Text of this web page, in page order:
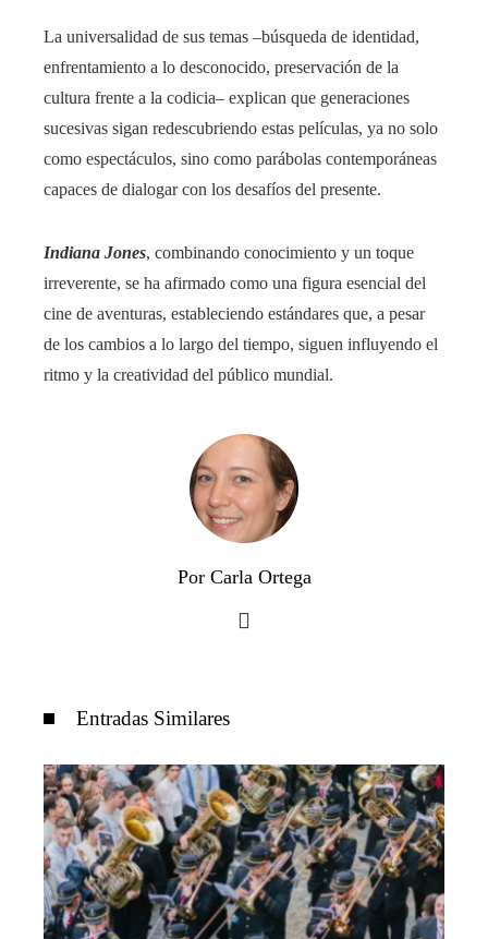
La universalidad de sus temas –búsqueda de identidad,
enfrentamiento a lo desconocido, preservación de la
cultura frente a la codicia– explican que generaciones
sucesivas sigan redescubriendo estas películas, ya no solo
como espectáculos, sino como parábolas contemporáneas
capaces de dialogar con los desafíos del presente.
Indiana Jones, combinando conocimiento y un toque
irreverente, se ha afirmado como una figura esencial del
cine de aventuras, estableciendo estándares que, a pesar
de los cambios a lo largo del tiempo, siguen influyendo el
ritmo y la creatividad del público mundial.
Por Carla Ortega
Entradas Similares